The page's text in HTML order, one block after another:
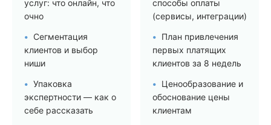
услуг: что онлайн, что
очно
Сегментация
клиентов и выбор
ниши
Упаковка
экспертности — как о
себе рассказать
способы оплаты
(сервисы, интеграции)
План привлечения
первых платящих
клиентов за 8 недель
Ценообразование и
обоснование цены
клиентам